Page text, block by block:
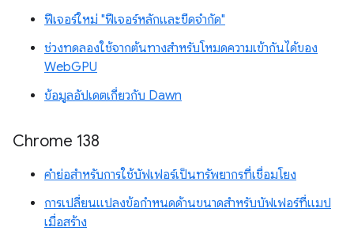
ฟีเจอร์ใหม่ "ฟีเจอร์หลักและขีดจำกัด"
ช่วงทดลองใช้จากต้นทางสำหรับโหมดความเข้ากันได้ของ
WebGPU
ข้อมูลอัปเดตเกี่ยวกับ Dawn
Chrome 138
คำย่อสำหรับการใช้บัฟเฟอร์เป็นทรัพยากรที่เชื่อมโยง
การเปลี่ยนแปลงข้อกำหนดด้านขนาดสำหรับบัฟเฟอร์ที่แมป
เมื่อสร้าง